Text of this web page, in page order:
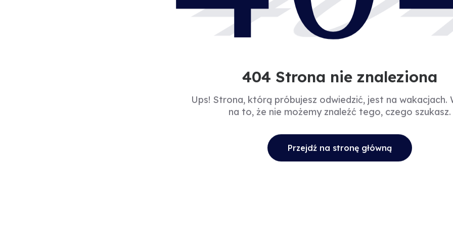
404 Strona nie znaleziona
Ups! Strona, którą próbujesz odwiedzić, jest na wakacjach.
na to, że nie możemy znaleźć tego, czego szukasz.
Przejdź na stronę główną